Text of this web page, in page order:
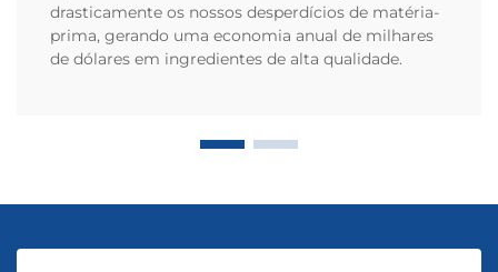
drasticamente os nossos desperdícios de matéria-
prima, gerando uma economia anual de milhares
de dólares em ingredientes de alta qualidade.